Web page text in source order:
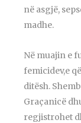
në asgjë,
madhe.
Në muajin e
femicidev,e
ditësh.
Graçanicë
regjistrohet